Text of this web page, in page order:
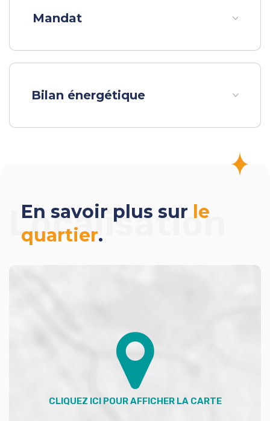
Mandat
Bilan énergétique
Localisation
En savoir plus sur le
quartier.